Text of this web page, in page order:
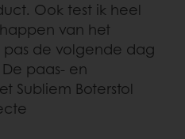
Ook test ik heel
van het
de volgende dag
paas- en
Subliem Boterstol